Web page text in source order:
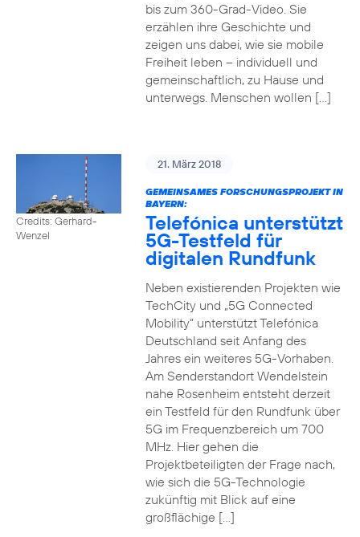
bis zum 360-Grad-Video. Sie
erzählen ihre Geschichte und
zeigen uns dabei, wie sie mobile
Freiheit leben – individuell und
gemeinschaftlich, zu Hause und
unterwegs. Menschen wollen […]
Credits: Gerhard-
Wenzel
21. März 2018
GEMEINSAMES FORSCHUNGSPROJEKT IN
BAYERN:
Telefónica unterstützt
5G-Testfeld für
digitalen Rundfunk
Neben existierenden Projekten wie
TechCity und „5G Connected
Mobility“ unterstützt Telefónica
Deutschland seit Anfang des
Jahres ein weiteres 5G-Vorhaben.
Am Senderstandort Wendelstein
nahe Rosenheim entsteht derzeit
ein Testfeld für den Rundfunk über
5G im Frequenzbereich um 700
MHz. Hier gehen die
Projektbeteiligten der Frage nach,
wie sich die 5G-Technologie
zukünftig mit Blick auf eine
großflächige […]